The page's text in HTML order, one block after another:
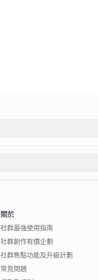
關於
社群最強使用指南
社群創作有價企劃
社群焦點功能及升級計劃
常見問題